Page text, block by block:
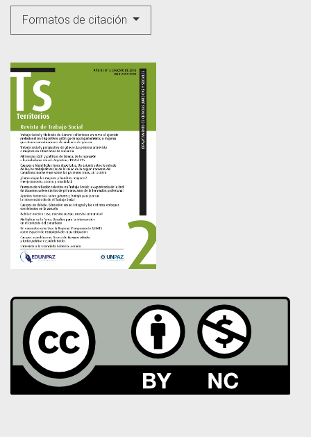
Formatos de citación